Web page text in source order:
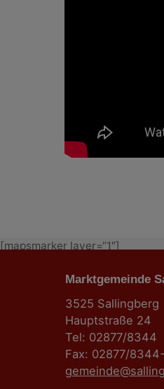
[mapsmarker layer=“1″]
Marktgemeinde
3525 Sallingberg
Hauptstraße 24
Tel: 02877/8344
Fax: 02877/